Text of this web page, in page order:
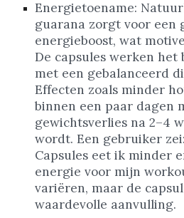
Energietoename:
guarana zorgt voor een
energieboost, wat
De capsules werken het
met een gebalanceerd
Effecten zoals minder
binnen een paar dagen
gewichtsverlies na 2–4
wordt. Een gebruiker
Capsules eet ik minder
energie voor mijn
variëren, maar de
waardevolle aanvulling.